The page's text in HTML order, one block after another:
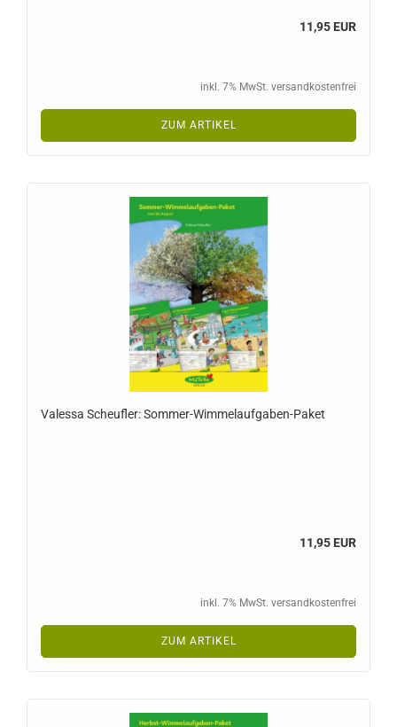
11,95 EUR
inkl. 7% MwSt. versandkostenfrei
ZUM ARTIKEL
Valessa Scheufler: Sommer-Wimmelaufgaben-Paket
11,95 EUR
inkl. 7% MwSt. versandkostenfrei
ZUM ARTIKEL